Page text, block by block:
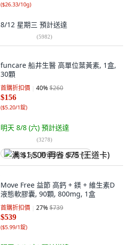
($26.33/10g)
8/12 星期三 預計送達
(5982)
funcare 船井生醫 高單位葉黃素, 1盒,
30顆
首購折扣價 40%$260
$156
($5.20/1錠)
明天 8/8 (六) 預計送達
(3278)
满 $1,500 再省 $75 (王道卡)
Move Free 益節 高鈣 + 鎂 + 維生素D
液態軟膠囊, 90顆, 800mg, 1盒
首購折扣價 27%$739
$539
($5.99/1錠)